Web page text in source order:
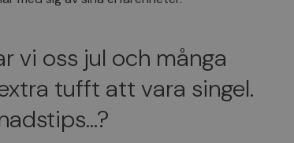
vi oss jul och många
tufft att vara singel.